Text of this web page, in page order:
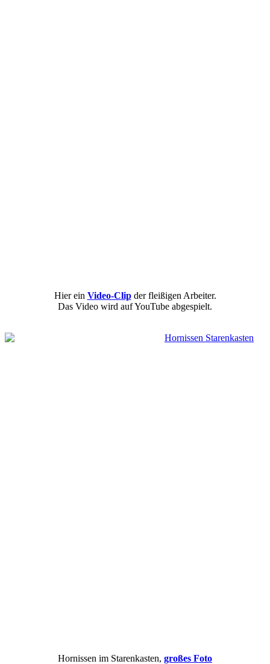
Hier ein Video-Clipder fleißigen Arbeiter.
Das Video wird auf YouTube abgespielt.
Hornissen im Starenkasten, großes Foto